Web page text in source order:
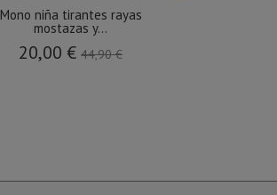
Mono niña tirantes rayas
mostazas y...
20,00 €44,90 €